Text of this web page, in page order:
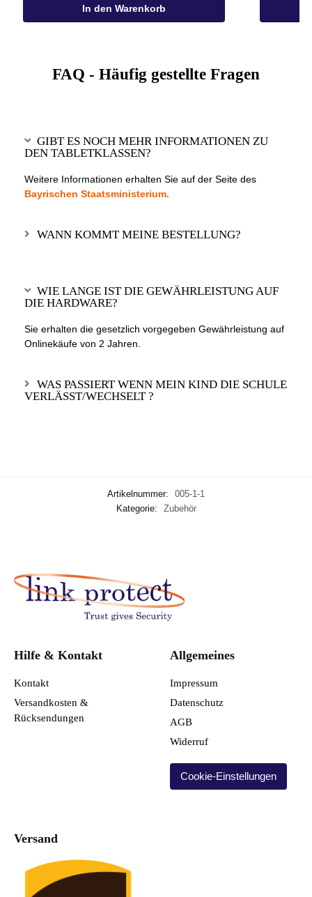
In den Warenkorb
FAQ - Häufig gestellte Fragen
GIBT ES NOCH MEHR INFORMATIONEN ZU
DEN TABLETKLASSEN?
Weitere Informationen erhalten Sie auf der Seite des
Bayrischen Staatsministerium.
WANN KOMMT MEINE BESTELLUNG?
WIE LANGE IST DIE GEWÄHRLEISTUNG AUF
DIE HARDWARE?
Sie erhalten die gesetzlich vorgegeben Gewährleistung auf
Onlinekäufe von 2 Jahren.
WAS PASSIERT WENN MEIN KIND DIE SCHULE
VERLÄSST/WECHSELT ?
Artikelnummer:
005-1-1
Kategorie:
Zubehör
Hilfe & Kontakt
Kontakt
Versandkosten &
Rücksendungen
Allgemeines
Impressum
Datenschutz
AGB
Widerruf
Cookie-Einstellungen
Versand